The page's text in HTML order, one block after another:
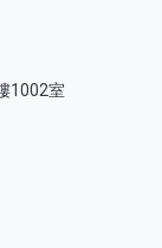
1002室